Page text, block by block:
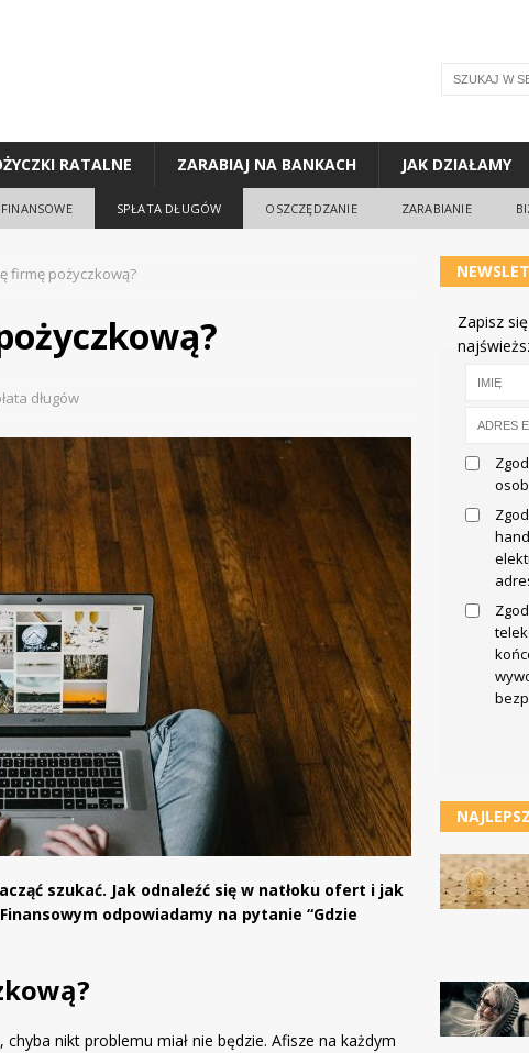
RATALNE ZARABIAJ NA BANKACH JAK DZIAŁAMY
FINANSOWE SPŁATA DŁUGÓW OSZCZĘDZANIE ZARABIANIE
firmę pożyczkową?
długów
szukać. Jak odnaleźć się w natłoku ofert i jak
odpowiadamy na pytanie “Gdzie
nikt problemu miał nie będzie. Afisze na każdym
Zapisz